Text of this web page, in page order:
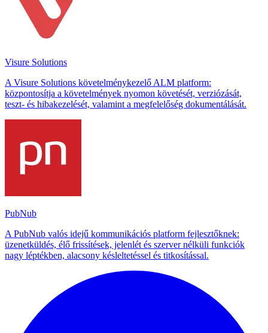
Visure Solutions
A Visure Solutions követelménykezelő ALM platform:
központosítja a követelmények nyomon követését, verziózását,
teszt- és hibakezelését, valamint a megfelelőség dokumentálását.
PubNub
A PubNub valós idejű kommunikációs platform fejlesztőknek:
üzenetküldés, élő frissítések, jelenlét és szerver nélküli funkciók
nagy léptékben, alacsony késleltetéssel és titkosítással.